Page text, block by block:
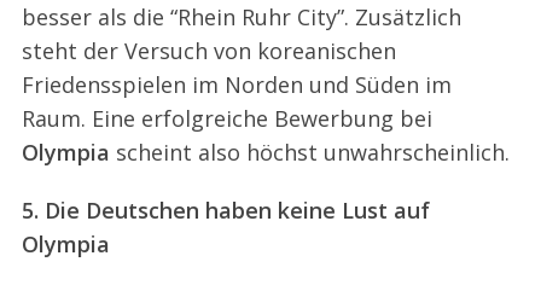
besser als die “Rhein Ruhr City”. Zusätzlich
steht der Versuch von koreanischen
Friedensspielen im Norden und Süden im
Raum. Eine erfolgreiche Bewerbung bei
Olympia scheint also höchst unwahrscheinlich.
5. Die Deutschen haben keine Lust auf
Olympia